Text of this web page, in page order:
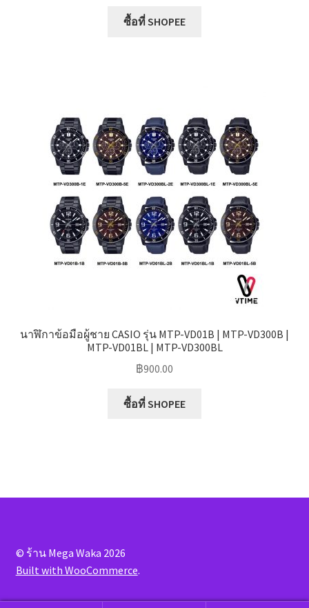
ซื้อที่ SHOPEE
นาฬิกาข้อมือผู้ชาย CASIO รุ่น MTP-VD01B | MTP-VD300B |
MTP-VD01BL | MTP-VD300BL
฿900.00
ซื้อที่ SHOPEE
© ร้าน Mega Waka 2026
Built with WooCommerce.